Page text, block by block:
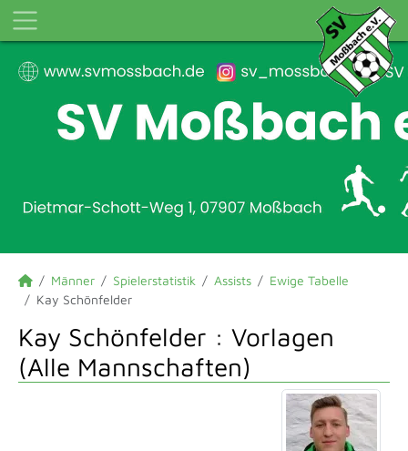
Männer Spielerstatistik Assists
Ewige Tabelle
Kay Schönfelder
Kay Schönfelder : Vorlagen
(Alle Mannschaften)